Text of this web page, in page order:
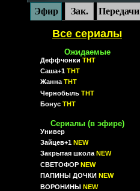
Эфир Зак. Передачи
Все сериалы
Ожидаемые
Деффчонки ТНТ
Саша+1 ТНТ
Жанна ТНТ
Чернобыль ТНТ
Бонус ТНТ
Сериалы (в эфире)
Универ
Зайцев+1 NEW
Закрытая школа NEW
СВЕТОФОР NEW
ПАПИНЫ ДОЧКИ NEW
ВОРОНИНЫ NEW